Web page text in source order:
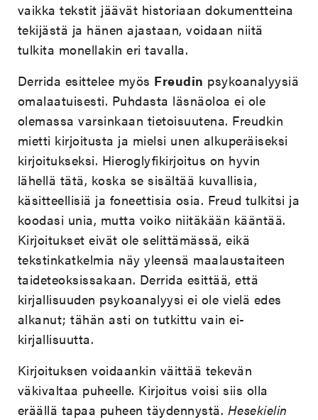
vaikka tekstit jäävät historiaan dokumentteina
tekijästä ja hänen ajastaan, voidaan niitä
tulkita monellakin eri tavalla.
Derrida esittelee myös Freudin psykoanalyysiä
omalaatuisesti. Puhdasta läsnäoloa ei ole
olemassa varsinkaan tietoisuutena. Freudkin
mietti kirjoitusta ja mielsi unen alkuperäiseksi
kirjoitukseksi. Hieroglyfikirjoitus on hyvin
lähellä tätä, koska se sisältää kuvallisia,
käsitteellisiä ja foneettisia osia. Freud tulkitsi ja
koodasi unia, mutta voiko niitäkään kääntää.
Kirjoitukset eivät ole selittämässä, eikä
tekstinkatkelmia näy yleensä maalaustaiteen
taideteoksissakaan. Derrida esittää, että
kirjallisuuden psykoanalyysi ei ole vielä edes
alkanut; tähän asti on tutkittu vain ei-
kirjallisuutta.
Kirjoituksen voidaankin väittää tekevän
väkivaltaa puheelle. Kirjoitus voisi siis olla
eräällä tapaa puheen täydennystä. Hesekielin